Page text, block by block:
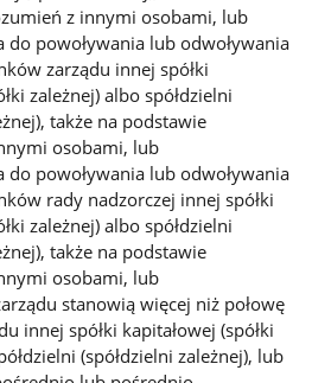
z innymi osobami, lub
do powoływania lub odwoływania
zarządu innej spółki
zależnej) albo spółdzielni
także na podstawie
osobami, lub
do powoływania lub odwoływania
rady nadzorczej innej spółki
zależnej) albo spółdzielni
także na podstawie
osobami, lub
stanowią więcej niż połowę
innej spółki kapitałowej (spółki
(spółdzielni zależnej), lub